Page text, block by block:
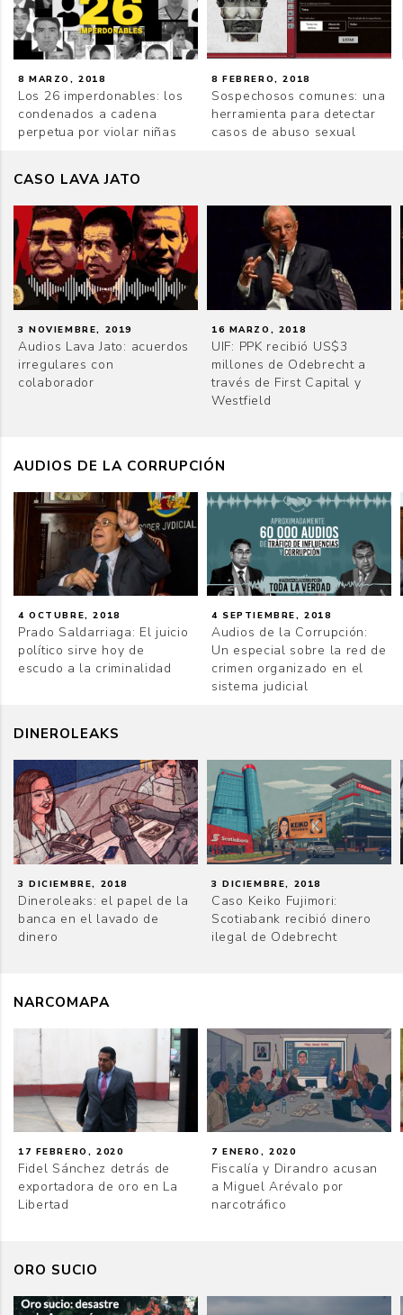
8 MARZO, 2018
Los 26 imperdonables: los
condenados a cadena
perpetua por violar niñas
8 FEBRERO, 2018
Sospechosos comunes: una
herramienta para detectar
casos de abuso sexual
CASO LAVA JATO
3 NOVIEMBRE, 2019
Audios Lava Jato: acuerdos
irregulares con
colaborador
16 MARZO, 2018
UIF: PPK recibió US$3
millones de Odebrecht a
través de First Capital y
Westfield
AUDIOS DE LA CORRUPCIÓN
4 OCTUBRE, 2018
Prado Saldarriaga: El juicio
político sirve hoy de
escudo a la criminalidad
4 SEPTIEMBRE, 2018
Audios de la Corrupción:
Un especial sobre la red de
crimen organizado en el
sistema judicial
DINEROLEAKS
3 DICIEMBRE, 2018
Dineroleaks: el papel de la
banca en el lavado de
dinero
3 DICIEMBRE, 2018
Caso Keiko Fujimori:
Scotiabank recibió dinero
ilegal de Odebrecht
NARCOMAPA
17 FEBRERO, 2020
Fidel Sánchez detrás de
exportadora de oro en La
Libertad
7 ENERO, 2020
Fiscalía y Dirandro acusan
a Miguel Arévalo por
narcotráfico
ORO SUCIO